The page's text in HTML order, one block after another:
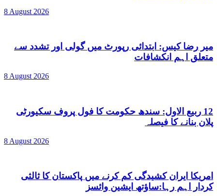
8 August 2026
میر رضا کیس: ابتدائی رپورٹ میں گولی اور تشدد سے
متعلق اہم انکشافات
8 August 2026
12 ربیع الاول: سندھ حکومت کا فول پروف سکیورٹی
پلان بنانے کا فیصلہ
8 August 2026
امریکا ایران کشیدگی کم کرنے میں پاکستان کا ثالثی
کردار اہم رہا:ساؤتھ ایشین وائسز